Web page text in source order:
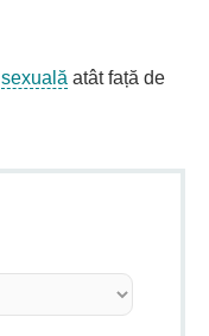
sexuală atât față de